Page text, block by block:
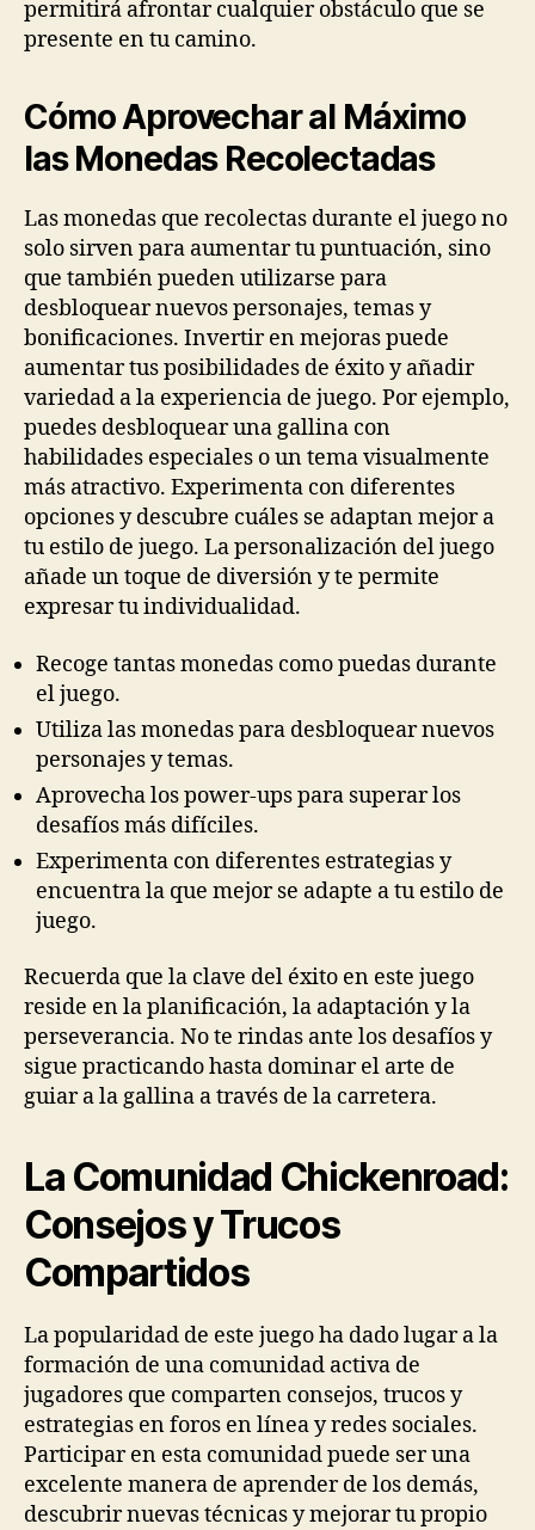
permitirá afrontar cualquier obstáculo que se
presente en tu camino.
Cómo Aprovechar al Máximo
las Monedas Recolectadas
Las monedas que recolectas durante el juego no
solo sirven para aumentar tu puntuación, sino
que también pueden utilizarse para
desbloquear nuevos personajes, temas y
bonificaciones. Invertir en mejoras puede
aumentar tus posibilidades de éxito y añadir
variedad a la experiencia de juego. Por ejemplo,
puedes desbloquear una gallina con
habilidades especiales o un tema visualmente
más atractivo. Experimenta con diferentes
opciones y descubre cuáles se adaptan mejor a
tu estilo de juego. La personalización del juego
añade un toque de diversión y te permite
expresar tu individualidad.
Recoge tantas monedas como puedas durante
el juego.
Utiliza las monedas para desbloquear nuevos
personajes y temas.
Aprovecha los power-ups para superar los
desafíos más difíciles.
Experimenta con diferentes estrategias y
encuentra la que mejor se adapte a tu estilo de
juego.
Recuerda que la clave del éxito en este juego
reside en la planificación, la adaptación y la
perseverancia. No te rindas ante los desafíos y
sigue practicando hasta dominar el arte de
guiar a la gallina a través de la carretera.
La Comunidad Chickenroad:
Consejos y Trucos
Compartidos
La popularidad de este juego ha dado lugar a la
formación de una comunidad activa de
jugadores que comparten consejos, trucos y
estrategias en foros en línea y redes sociales.
Participar en esta comunidad puede ser una
excelente manera de aprender de los demás,
descubrir nuevas técnicas y mejorar tu propio